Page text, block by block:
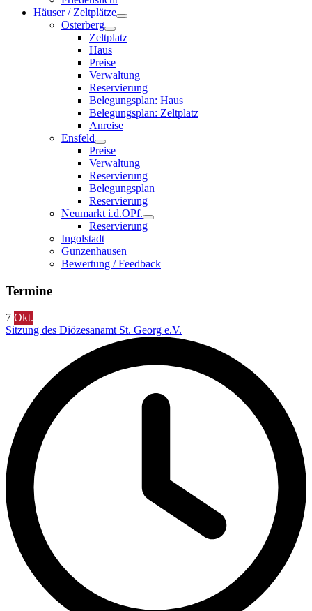
Häuser / Zeltplätze
Osterberg
Zeltplatz
Haus
Preise
Verwaltung
Reservierung
Belegungsplan: Haus
Belegungsplan: Zeltplatz
Anreise
Ensfeld
Preise
Verwaltung
Reservierung
Belegungsplan
Reservierung
Neumarkt i.d.OPf.
Reservierung
Ingolstadt
Gunzenhausen
Bewertung / Feedback
Termine
7 Okt.
Sitzung des Diözesanamt St. Georg e.V.